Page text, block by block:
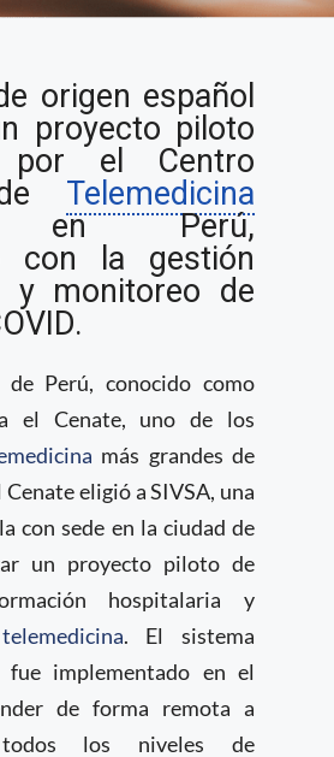
de
en
origen español
proyecto piloto
por el Centro
Telemedicina
en Perú,
con la gestión
y monitoreo de
de Perú, conocido como
el Cenate, uno de los
más grandes de
eligió a SIVSA, una
con sede en la ciudad de
un proyecto piloto de
hospitalaria y
telemedicina. El sistema
fue implementado en el
de forma remota a
los niveles de